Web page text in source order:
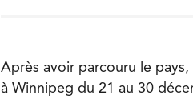
Après avoir parcouru le
à Winnipeg du 21 au 30